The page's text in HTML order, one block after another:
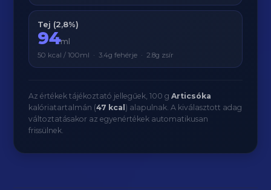
Tej (2,8%)
94ml
50 kcal / 100ml · 3.4g fehérje · 2.8g zsír
Az értékek tájékoztató jellegűek, 100 gArticsóka
kalóriatartalmán (47 kcal ) alapulnak. A kiválasztott adag
változtatásakor az egyenértékek automatikusan
frissülnek.